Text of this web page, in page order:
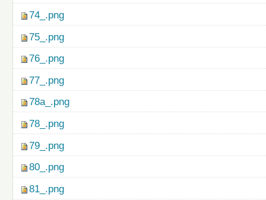
74_.png
75_.png
76_.png
77_.png
78a_.png
78_.png
79_.png
80_.png
81_.png